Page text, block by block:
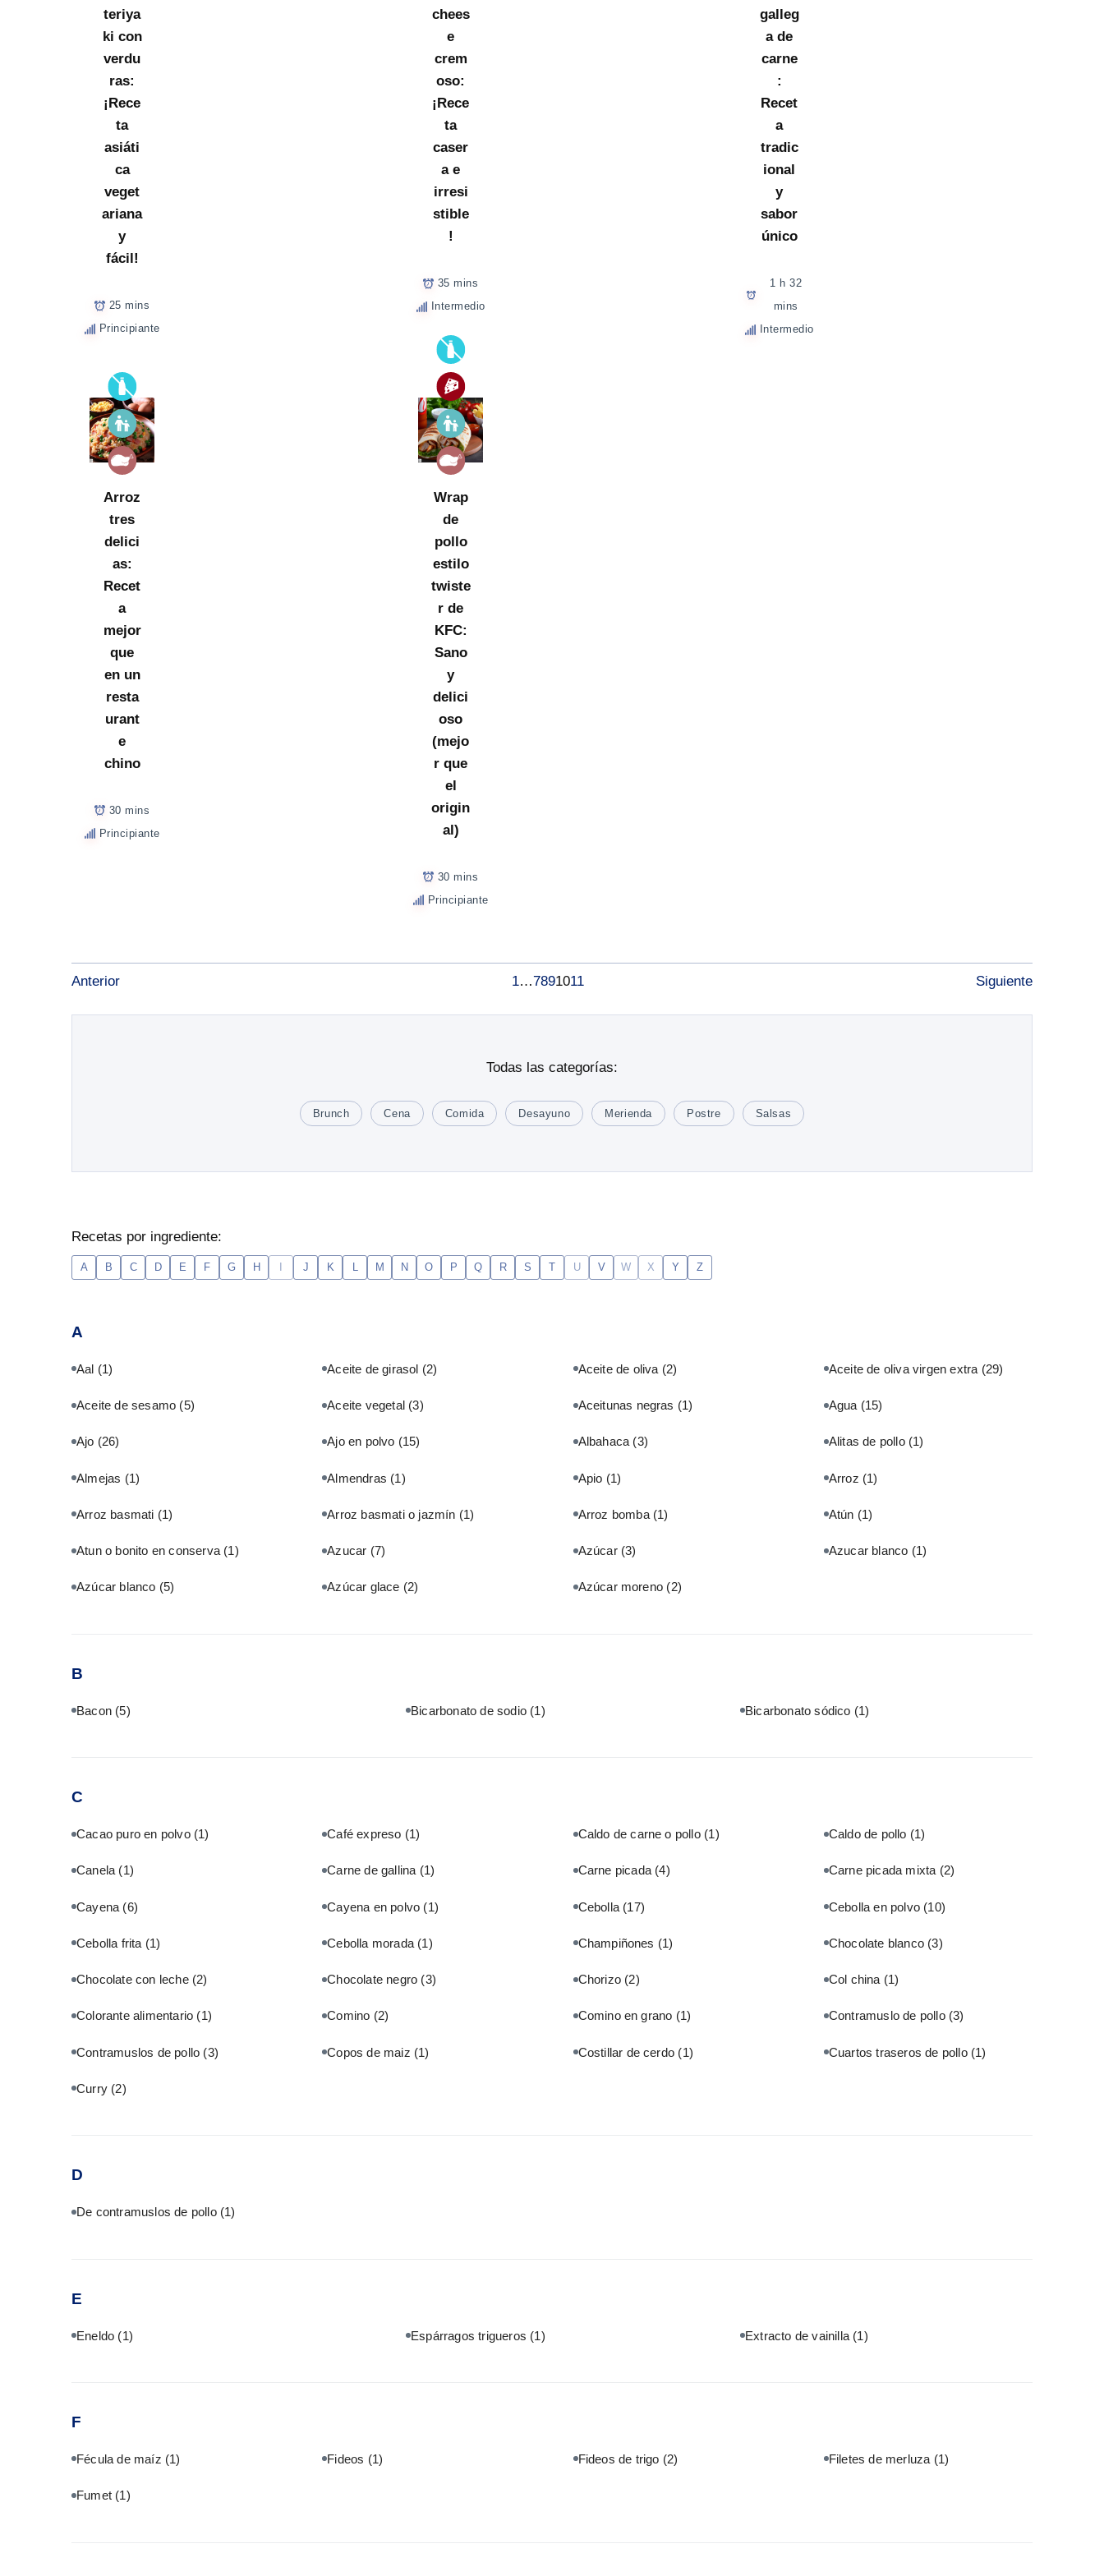
teriya
ki con
verdu
ras:
¡Rece
ta
asiáti
ca
veget
ariana
y
fácil!
25 mins
Principiante
chees
e
crem
oso:
¡Rece
ta
caser
a e
irresi
stible
!
35 mins
Intermedio
galleg
a de
carne
:
Recet
a
tradic
ional
y
sabor
único
1 h 32
mins
Intermedio
Arroz
tres
delici
as:
Recet
a
mejor
que
en un
resta
urant
e
chino
30 mins
Principiante
Wrap
de
pollo
estilo
twiste
r de
KFC:
Sano
y
delici
oso
(mejo
r que
el
origin
al)
30 mins
Principiante
Anterior 1…7891011 Siguiente
Todas las categorías:
Brunch Cena Comida Desayuno Merienda Postre Salsas
Recetas por ingrediente:
A B C D E F G H J K L M N O P Q R S T U V W X Y Z
A
Aal (1) Aceite de girasol (2) Aceite de oliva (2) Aceite de oliva virgen extra (29)
Aceite de sesamo (5) Aceite vegetal (3) Aceitunas negras (1) Agua (15)
Ajo (26) Ajo en polvo (15) Albahaca (3) Alitas de pollo (1)
Almejas (1) Almendras (1) Apio (1) Arroz (1)
Arroz basmati (1) Arroz basmati o jazmín (1) Arroz bomba (1) Atún (1)
Atun o bonito en conserva (1) Azucar (7) Azúcar (3) Azucar blanco (1)
Azúcar blanco (5) Azúcar glace (2) Azúcar moreno (2)
B
Bacon (5) Bicarbonato de sodio (1) Bicarbonato sódico (1)
C
Cacao puro en polvo (1) Café expreso (1) Caldo de carne o pollo (1) Caldo de pollo (1)
Canela (1) Carne de gallina (1) Carne picada (4) Carne picada mixta (2)
Cayena (6) Cayena en polvo (1) Cebolla (17) Cebolla en polvo (10)
Cebolla frita (1) Cebolla morada (1) Champiñones (1) Chocolate blanco (3)
Chocolate con leche (2) Chocolate negro (3) Chorizo (2) Col china (1)
Colorante alimentario (1) Comino (2) Comino en grano (1) Contramuslo de pollo (3)
Contramuslos de pollo (3) Copos de maiz (1) Costillar de cerdo (1) Cuartos traseros de pollo (1)
Curry (2)
D
De contramuslos de pollo (1)
E
Eneldo (1) Espárragos trigueros (1) Extracto de vainilla (1)
F
Fécula de maíz (1) Fideos (1) Fideos de trigo (2) Filetes de merluza (1)
Fumet (1)